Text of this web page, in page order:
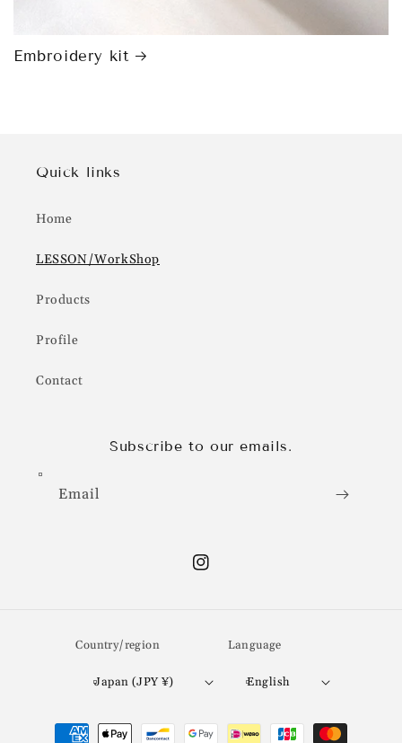
Embroidery kit
Quick links
Home
LESSON/WorkShop
Products
Profile
Contact
Subscribe to our emails.
Email
Instagram
Country/region
Japan (JPY ¥)
Language
English
Payment